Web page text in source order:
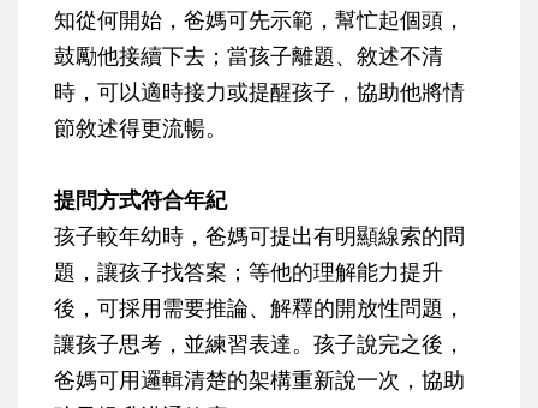
知從何開始，爸媽可先示範，幫忙起個頭，
鼓勵他接續下去；當孩子離題、敘述不清
時，可以適時接力或提醒孩子，協助他將情
節敘述得更流暢。
提問方式符合年紀
孩子較年幼時，爸媽可提出有明顯線索的問
題，讓孩子找答案；等他的理解能力提升
後，可採用需要推論、解釋的開放性問題，
讓孩子思考，並練習表達。孩子說完之後，
爸媽可用邏輯清楚的架構重新說一次，協助